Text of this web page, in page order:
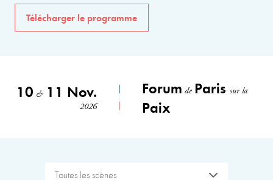
Télécharger le programme
10 &11 Nov.
2026
Forum de Parissur la
Paix
Toutes les scènes